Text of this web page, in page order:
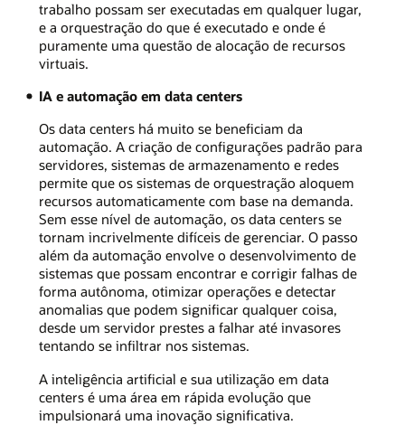
trabalho possam ser executadas em qualquer lugar,
e a orquestração do que é executado e onde é
puramente uma questão de alocação de recursos
virtuais.
IA e automação em data centers
Os data centers há muito se beneficiam da
automação. A criação de configurações padrão para
servidores, sistemas de armazenamento e redes
permite que os sistemas de orquestração aloquem
recursos automaticamente com base na demanda.
Sem esse nível de automação, os data centers se
tornam incrivelmente difíceis de gerenciar. O passo
além da automação envolve o desenvolvimento de
sistemas que possam encontrar e corrigir falhas de
forma autônoma, otimizar operações e detectar
anomalias que podem significar qualquer coisa,
desde um servidor prestes a falhar até invasores
tentando se infiltrar nos sistemas.
A inteligência artificial e sua utilização em data
centers é uma área em rápida evolução que
impulsionará uma inovação significativa.